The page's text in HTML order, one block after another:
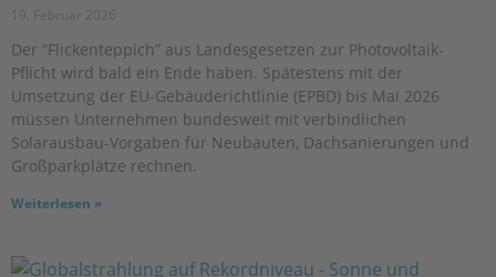
19. Februar 2026
Der “Flickenteppich” aus Landesgesetzen zur Photovoltaik-
Pflicht wird bald ein Ende haben. Spätestens mit der
Umsetzung der EU-Gebäuderichtlinie (EPBD) bis Mai 2026
müssen Unternehmen bundesweit mit verbindlichen
Solarausbau-Vorgaben für Neubauten, Dachsanierungen und
Großparkplätze rechnen.
Weiterlesen »